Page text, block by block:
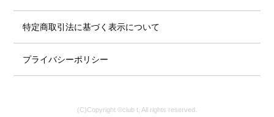
特定商取引法に基づく表示について
プライバシーポリシー
(C)Copyright ©club t, All rights reserved.